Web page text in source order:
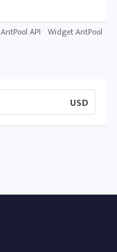
AntPool API Widget AntPool
USD